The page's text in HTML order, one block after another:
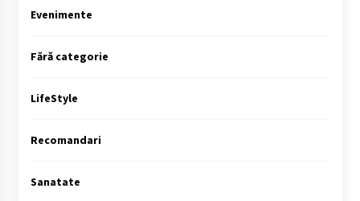
Evenimente
Fără categorie
LifeStyle
Recomandari
Sanatate